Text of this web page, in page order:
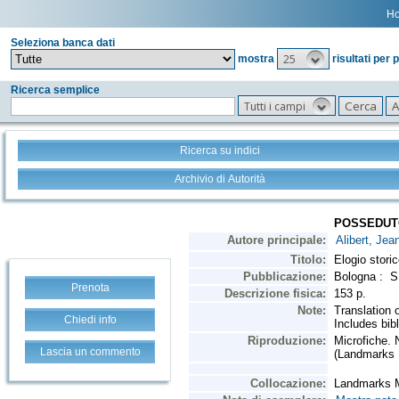
Seleziona banca dati
mostra
25 risultati per
Ricerca semplice
Tutti i campi
Ricerca su indici
Archivio di Autorità
Prenota
Chiedi info
Lascia un commento